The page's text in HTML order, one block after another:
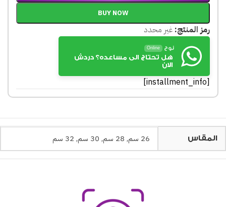
BUY NOW
رمز المنتج: غير محدد
نوح Online
هل تحتاج الى مساعده؟ دردش
الان
[installment_info]
المقاس 26 سم , 28 سم , 30 سم , 32 سم